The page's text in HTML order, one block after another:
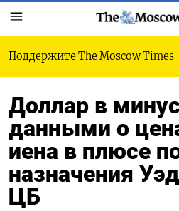
Поддержите The Moscow Times
Доллар в
данными о
иена в плюсе
назначения
ЦБ